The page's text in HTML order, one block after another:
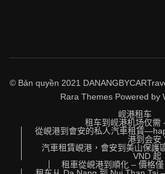
© Bản quyền 2021 DANANGBYCAR
Rara Themes Powered by
岘港租车
租车到岘港机场仅需
從峴港到會安的私人汽車租賃
港到会安
汽車租賃峴港，會安到美山保護
VND 起
租車從峴港到順化 – 價格